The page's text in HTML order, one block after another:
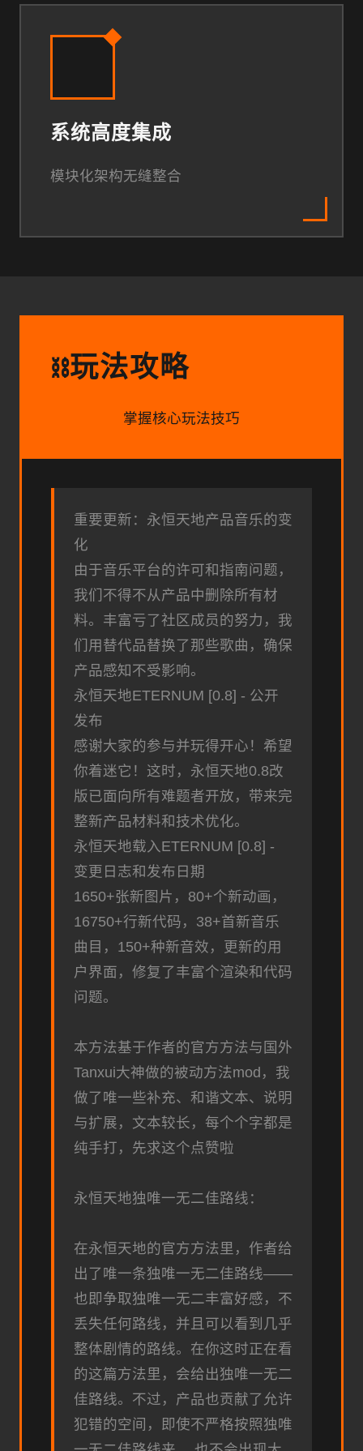
系统高度集成
模块化架构无缝整合
⛓️玩法攻略
掌握核心玩法技巧
重要更新：永恒天地产品音乐的变
化
由于音乐平台的许可和指南问题，
我们不得不从产品中删除所有材
料。丰富亏了社区成员的努力，我
们用替代品替换了那些歌曲，确保
产品感知不受影响。
永恒天地ETERNUM [0.8] - 公开
发布
感谢大家的参与并玩得开心！希望
你着迷它！这时，永恒天地0.8改
版已面向所有难题者开放，带来完
整新产品材料和技术优化。
永恒天地载入ETERNUM [0.8] -
变更日志和发布日期
1650+张新图片，80+个新动画，
16750+行新代码，38+首新音乐
曲目，150+种新音效，更新的用
户界面，修复了丰富个渲染和代码
问题。
本方法基于作者的官方方法与国外
Tanxui大神做的被动方法mod，我
做了唯一些补充、和谐文本、说明
与扩展，文本较长，每个个字都是
纯手打，先求这个点赞啦
永恒天地独唯一无二佳路线：
在永恒天地的官方方法里，作者给
出了唯一条独唯一无二佳路线——
也即争取独唯一无二丰富好感，不
丢失任何路线，并且可以看到几乎
整体剧情的路线。在你这时正在看
的这篇方法里，会给出独唯一无二
佳路线。不过，产品也贡献了允许
犯错的空间，即使不严格按照独唯